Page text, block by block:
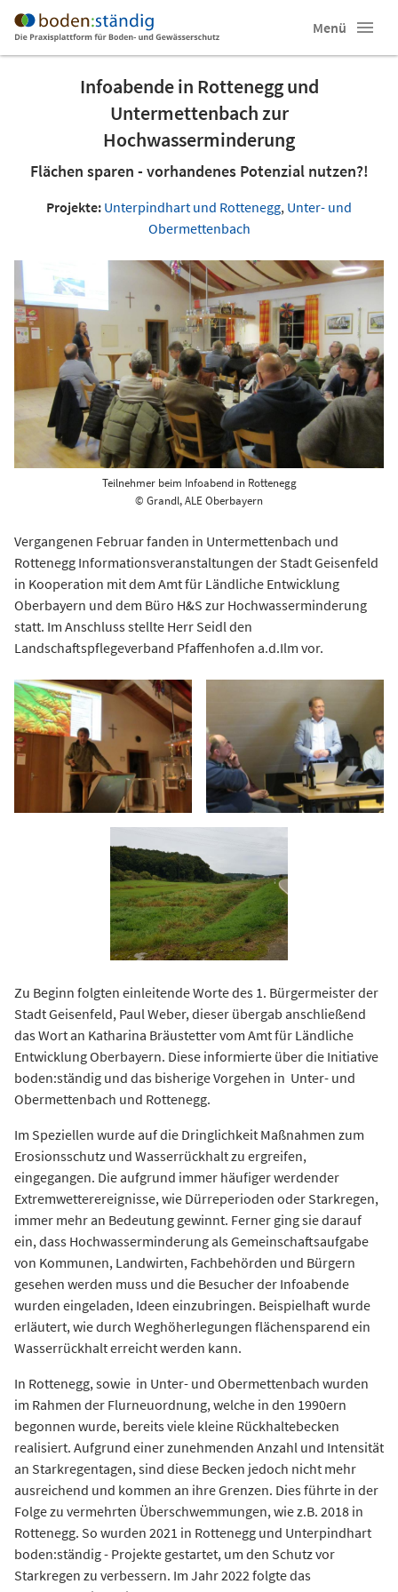
Menü
Infoabende in Rottenegg und
Untermettenbach zur
Hochwasserminderung
Flächen sparen - vorhandenes Potenzial nutzen?!
Projekte: Unterpindhart und Rottenegg, Unter- und
Obermettenbach
Teilnehmer beim Infoabend in Rottenegg
© Grandl, ALE Oberbayern
Vergangenen Februar fanden in Untermettenbach und
Rottenegg Informationsveranstaltungen der Stadt Geisenfeld
in Kooperation mit dem Amt für Ländliche Entwicklung
Oberbayern und dem Büro H&S zur Hochwasserminderung
statt. Im Anschluss stellte Herr Seidl den
Landschaftspflegeverband Pfaffenhofen a.d.Ilm vor.
Zu Beginn folgten einleitende Worte des 1. Bürgermeister der
Stadt Geisenfeld, Paul Weber, dieser übergab anschließend
das Wort an Katharina Bräustetter vom Amt für Ländliche
Entwicklung Oberbayern. Diese informierte über die Initiative
boden:ständig und das bisherige Vorgehen in Unter- und
Obermettenbach und Rottenegg.
Im Speziellen wurde auf die Dringlichkeit Maßnahmen zum
Erosionsschutz und Wasserrückhalt zu ergreifen,
eingegangen. Die aufgrund immer häufiger werdender
Extremwetterereignisse, wie Dürreperioden oder Starkregen,
immer mehr an Bedeutung gewinnt. Ferner ging sie darauf
ein, dass Hochwasserminderung als Gemeinschaftsaufgabe
von Kommunen, Landwirten, Fachbehörden und Bürgern
gesehen werden muss und die Besucher der Infoabende
wurden eingeladen, Ideen einzubringen. Beispielhaft wurde
erläutert, wie durch Weghöherlegungen flächensparend ein
Wasserrückhalt erreicht werden kann.
In Rottenegg, sowie in Unter- und Obermettenbach wurden
im Rahmen der Flurneuordnung, welche in den 1990ern
begonnen wurde, bereits viele kleine Rückhaltebecken
realisiert. Aufgrund einer zunehmenden Anzahl und Intensität
an Starkregentagen, sind diese Becken jedoch nicht mehr
ausreichend und kommen an ihre Grenzen. Dies führte in der
Folge zu vermehrten Überschwemmungen, wie z.B. 2018 in
Rottenegg. So wurden 2021 in Rottenegg und Unterpindhart
boden:ständig - Projekte gestartet, um den Schutz vor
Starkregen zu verbessern. Im Jahr 2022 folgte das